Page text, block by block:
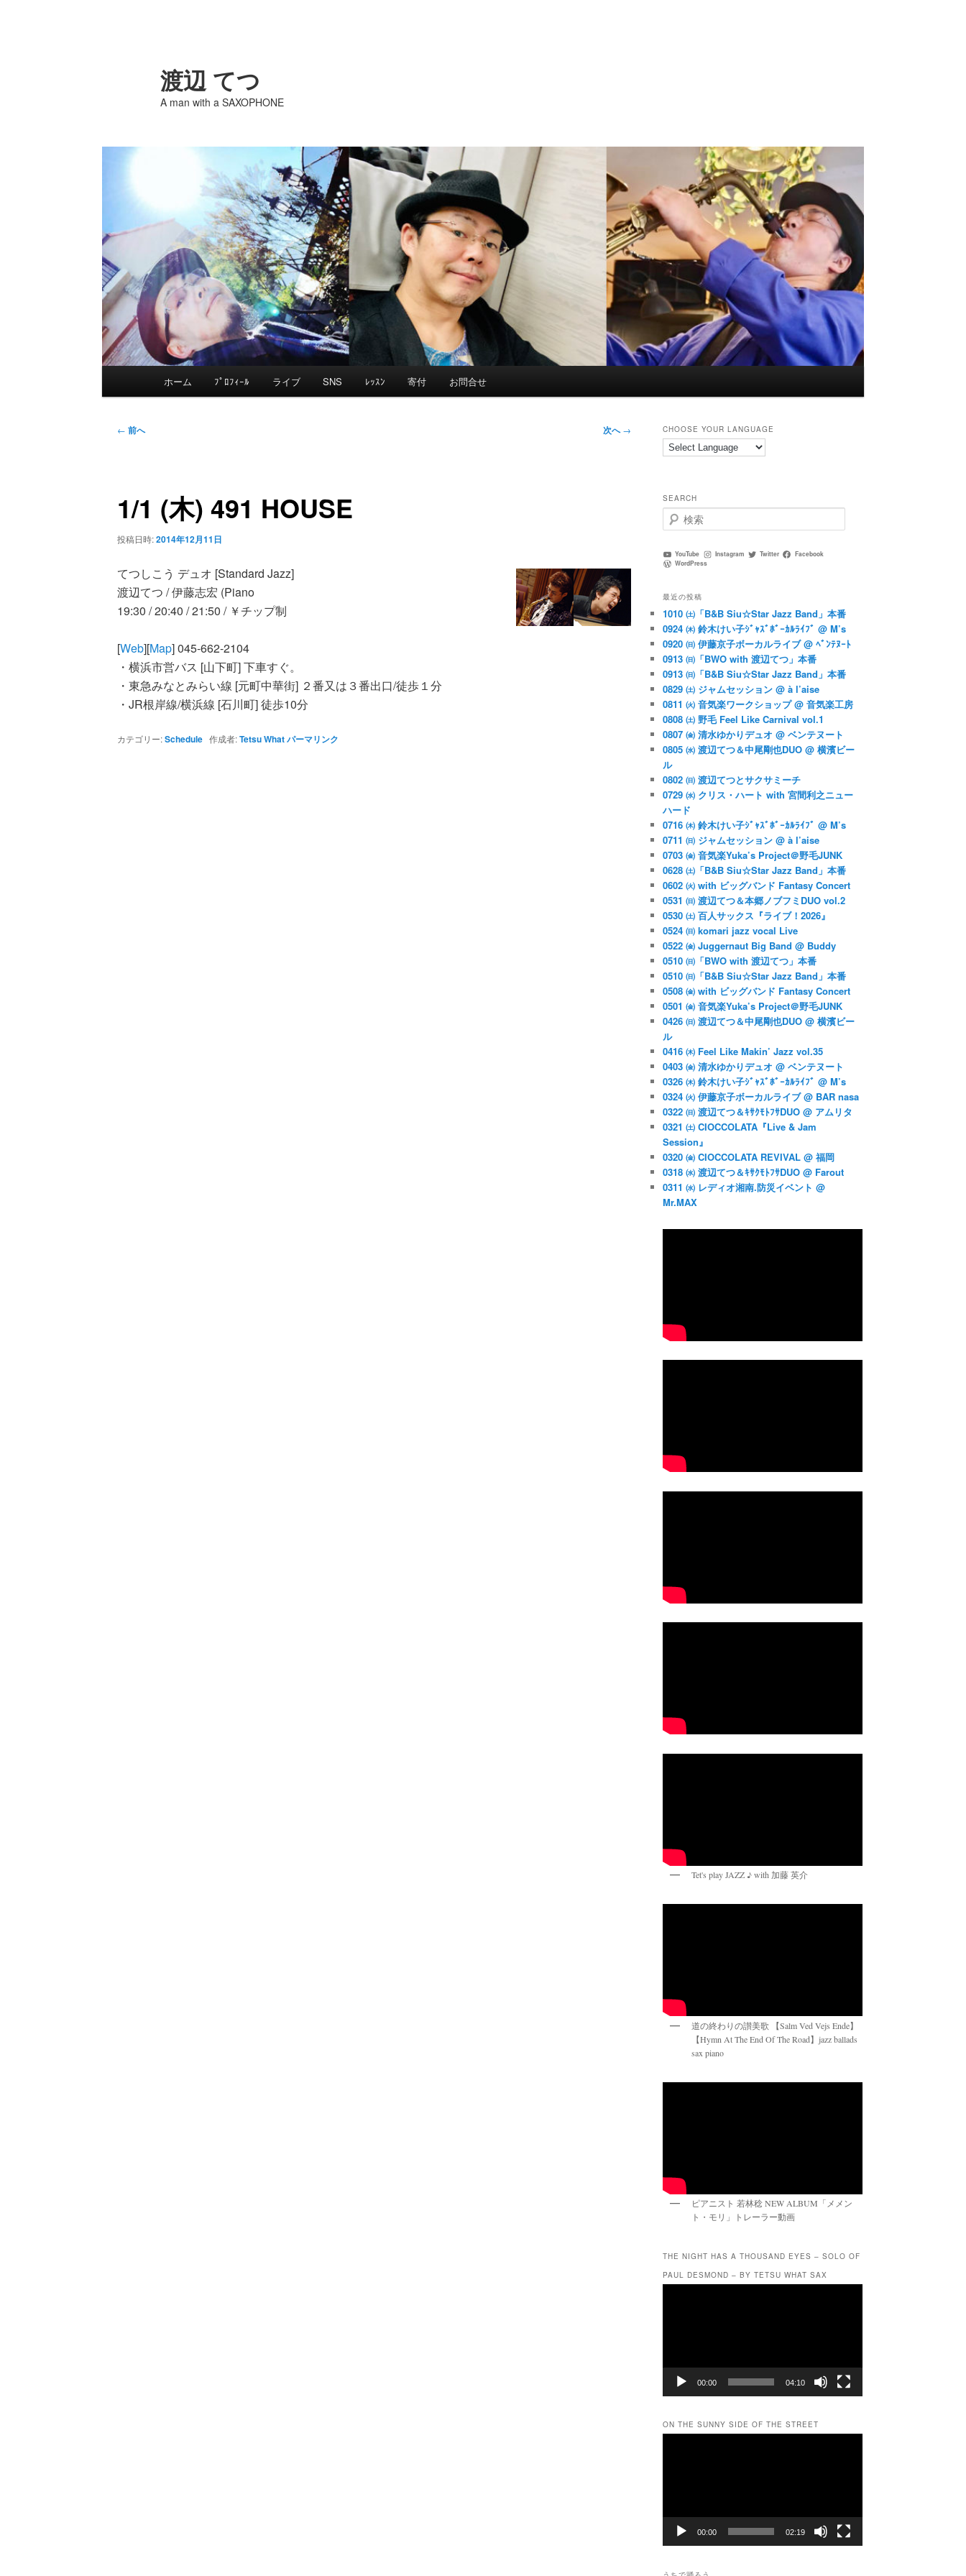
渡辺 てつ
A man with a SAXOPHONE
イ
メ
コ
ン
テ
ン
ツ
へ
ホーム ﾌﾟﾛﾌｨｰﾙ ライブ SNS ﾚｯｽﾝ 寄付 お問合せ
投
ゲ
ー
シ
ン
← 前へ 次へ→
1/1 (木) 491 HOUSE
投稿日時:2014年12月11日
てつしこう デュオ [Standard Jazz]
渡辺てつ / 伊藤志宏 (Piano
19:30 / 20:40 / 21:50 / ￥チップ制
[Web][Map] 045-662-2104
・横浜市営バス [山下町] 下車すぐ。
・東急みなとみらい線 [元町中華街] ２番又は３番出口/徒歩１分
・JR根岸線/横浜線 [石川町] 徒歩10分
カテゴリー:Schedule 作成者:Tetsu Whatパーマリンク
CHOOSE YOUR LANGUAGE
SEARCH
検
索
YouTube Instagram Twitter
Facebook
WordPress
最近の投稿
1010 ㈯「B&B Siu☆Star Jazz Band」本番
0924 ㈭ 鈴木けい子ｼﾞｬｽﾞﾎﾞｰｶﾙﾗｲﾌﾞ @ M’s
0920 ㈰ 伊藤京子ボーカルライブ @ ﾍﾞﾝﾃﾇｰﾄ
0913 ㈰「BWO with 渡辺てつ」本番
0913 ㈰「B&B Siu☆Star Jazz Band」本番
0829 ㈯ ジャムセッション @ à l’aise
0811 ㈫ 音気楽ワークショップ @ 音気楽工房
0808 ㈯ 野毛 Feel Like Carnival vol.1
0807 ㈮ 清水ゆかりデュオ @ ベンテヌート
0805 ㈬ 渡辺てつ＆中尾剛也DUO @ 横濱ビー
ル
0802 ㈰ 渡辺てつとサクサミーチ
0729 ㈬ クリス・ハート with 宮間利之ニュー
ハード
0716 ㈭ 鈴木けい子ｼﾞｬｽﾞﾎﾞｰｶﾙﾗｲﾌﾞ @ M’s
0711 ㈰ ジャムセッション @ à l’aise
0703 ㈮ 音気楽Yuka’s Project＠野毛JUNK
0628 ㈯「B&B Siu☆Star Jazz Band」本番
0602 ㈫ with ビッグバンド Fantasy Concert
0531 ㈰ 渡辺てつ＆本郷ノブフミDUO vol.2
0530 ㈯ 百人サックス『ライブ！2026』
0524 ㈰ komari jazz vocal Live
0522 ㈮ Juggernaut Big Band @ Buddy
0510 ㈰「BWO with 渡辺てつ」本番
0510 ㈰「B&B Siu☆Star Jazz Band」本番
0508 ㈮ with ビッグバンド Fantasy Concert
0501 ㈮ 音気楽Yuka’s Project＠野毛JUNK
0426 ㈰ 渡辺てつ＆中尾剛也DUO @ 横濱ビー
ル
0416 ㈭ Feel Like Makin’ Jazz vol.35
0403 ㈮ 清水ゆかりデュオ @ ベンテヌート
0326 ㈭ 鈴木けい子ｼﾞｬｽﾞﾎﾞｰｶﾙﾗｲﾌﾞ @ M’s
0324 ㈫ 伊藤京子ボーカルライブ @ BAR nasa
0322 ㈰ 渡辺てつ＆ｷｻｸﾓﾄﾌｻDUO @ アムリタ
0321 ㈯ CIOCCOLATA『Live & Jam
Session』
0320 ㈮ CIOCCOLATA REVIVAL @ 福岡
0318 ㈬ 渡辺てつ＆ｷｻｸﾓﾄﾌｻDUO @ Farout
0311 ㈬ レディオ湘南.防災イベント @
Mr.MAX
Tet's play JAZZ ♪ with 加藤 英介
道の終わりの讃美歌 【Salm Ved Vejs Ende】
【Hymn At The End Of The Road】jazz ballads
sax piano
ピアニスト 若林稔 NEW ALBUM「メメン
ト・モリ」トレーラー動画
THE NIGHT HAS A THOUSAND EYES – SOLO OF
PAUL DESMOND – BY TETSU WHAT SAX
00:00 04:10
ON THE SUNNY SIDE OF THE STREET
00:00 02:19